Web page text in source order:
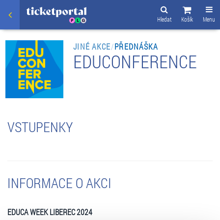
Menu
Košík
Hledat
JINÉ AKCE/PŘEDNÁŠKA
EDUCONFERENCE
VSTUPENKY
INFORMACE O AKCI
EDUCA WEEK LIBEREC 2024